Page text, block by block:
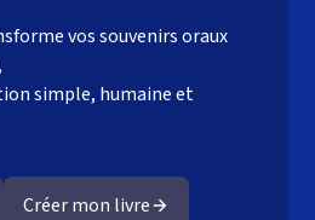
vos souvenirs oraux
simple, humaine et
Créer mon livre